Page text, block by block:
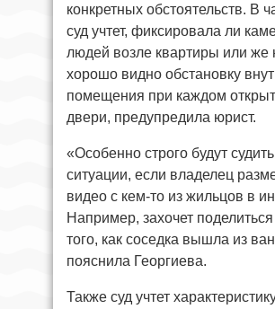
конкретных обстоятельств. В
суд учтет, фиксировала ли
людей возле квартиры или же
хорошо видно обстановку
помещения при каждом
двери, предупредила юрист.
«Особенно строго будут
ситуации, если владелец
видео с кем-то из жильцов в
Например, захочет
того, как соседка вышла из
пояснила Георгиева.
Также суд учтет